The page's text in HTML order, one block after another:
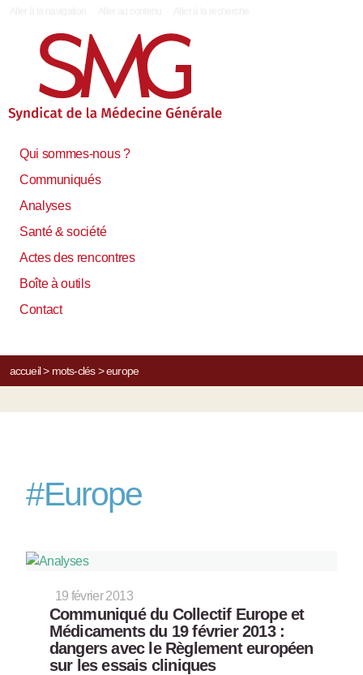
Qui sommes-nous ?
Communiqués
Analyses
Santé & société
Actes des rencontres
Boîte à outils
Contact
accueil> mots-clés> europe
#Europe
19 février 2013
Communiqué du Collectif Europe et
Médicaments du 19 février 2013 :
dangers avec le Règlement européen
sur les essais cliniques